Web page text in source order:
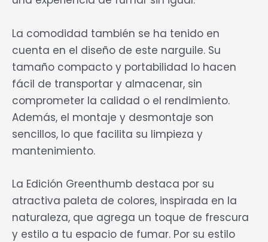
La comodidad también se ha tenido en
cuenta en el diseño de este narguile. Su
tamaño compacto y portabilidad lo hacen
fácil de transportar y almacenar, sin
comprometer la calidad o el rendimiento.
Además, el montaje y desmontaje son
sencillos, lo que facilita su limpieza y
mantenimiento.
La Edición Greenthumb destaca por su
atractiva paleta de colores, inspirada en la
naturaleza, que agrega un toque de frescura
y estilo a tu espacio de fumar. Por su estilo